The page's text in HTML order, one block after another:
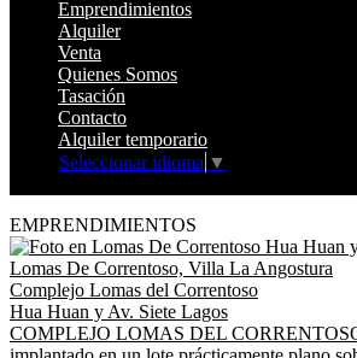
Emprendimientos
Alquiler
Venta
Quienes Somos
Tasación
Contacto
Alquiler temporario
Seleccionar idioma ▼
EMPRENDIMIENTOS
Lomas De Correntoso, Villa La Angostura
Complejo Lomas del Correntoso
Hua Huan y Av. Siete Lagos
COMPLEJO LOMAS DEL